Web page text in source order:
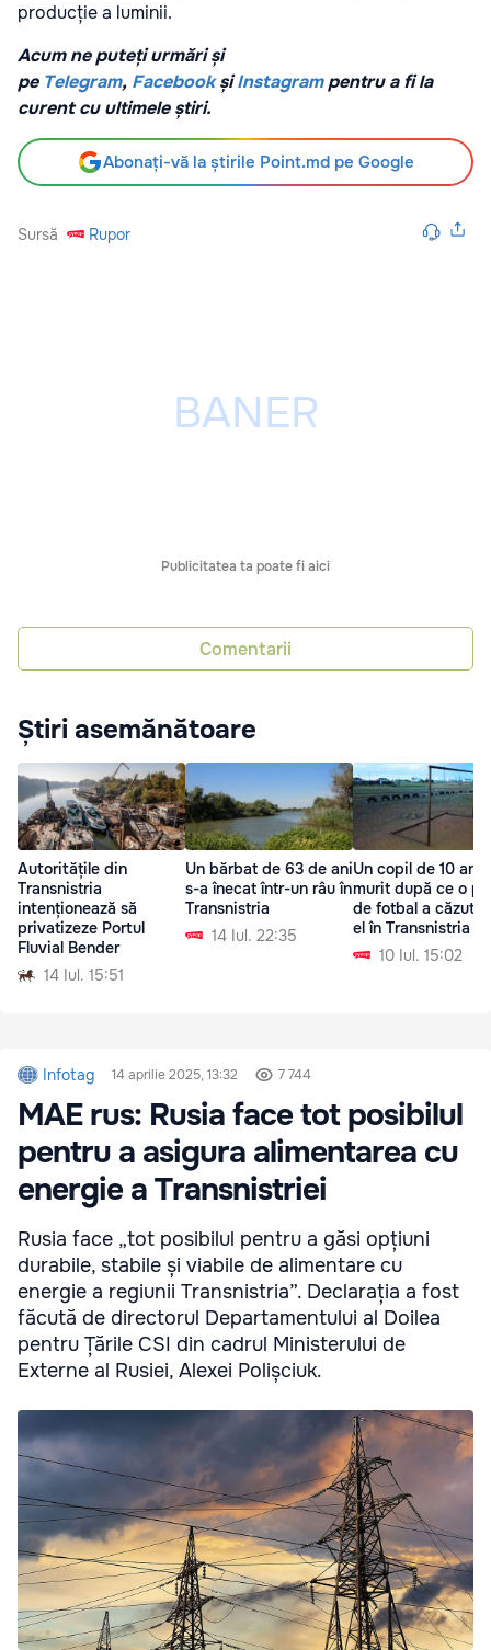
producție a luminii.
Acum ne puteți urmări și
pe Telegram, Facebook șiInstagrampentru a fi la
curent cu ultimele știri.
Abonați-vă la știrile Point.md pe Google
Sursă Rupor
Publicitatea ta poate fi aici
Comentarii
Știri asemănătoare
Autoritățile din
Transnistria
intenționează să
privatizeze Portul
Fluvial Bender
14 Iul. 15:51
Un bărbat de 63 de ani
s-a înecat într-un râu în
Transnistria
14 Iul. 22:35
Un copil de 10 ani
murit după ce o
de fotbal a căzut
el în Transnistria
10 Iul. 15:02
Infotag 14 aprilie 2025, 13:32 7 744
MAE rus: Rusia face tot posibilul
pentru a asigura alimentarea cu
energie a Transnistriei
Rusia face „tot posibilul pentru a găsi opțiuni
durabile, stabile și viabile de alimentare cu
energie a regiunii Transnistria”. Declarația a fost
făcută de directorul Departamentului al Doilea
pentru Țările CSI din cadrul Ministerului de
Externe al Rusiei, Alexei Polișciuk.